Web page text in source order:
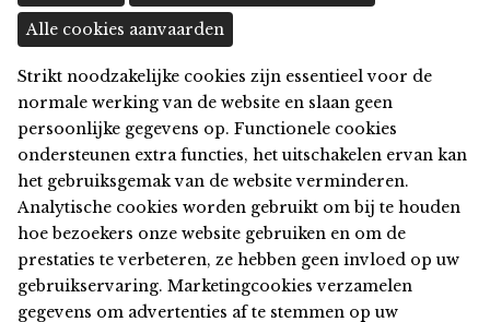
Alle cookies aanvaarden
Strikt noodzakelijke cookies zijn essentieel voor de
normale werking van de website en slaan geen
persoonlijke gegevens op. Functionele cookies
ondersteunen extra functies, het uitschakelen ervan kan
het gebruiksgemak van de website verminderen.
Analytische cookies worden gebruikt om bij te houden
hoe bezoekers onze website gebruiken en om de
prestaties te verbeteren, ze hebben geen invloed op uw
gebruikservaring. Marketingcookies verzamelen
gegevens om advertenties af te stemmen op uw
Home
Shop
Privacy
Algemene Voorwaarden
Disclaimer
Cookies
Contact
© 2026 things by Dings